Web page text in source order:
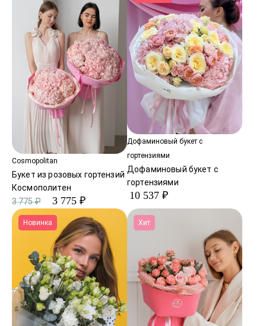
Cosmopolitan
Букет из розовых гортензий
Космополитен
3 775 ₽
3 775 ₽
Дофаминовый букет с
гортензиями
Дофаминовый букет с
гортензиями
10 537 ₽
Новинка Хит